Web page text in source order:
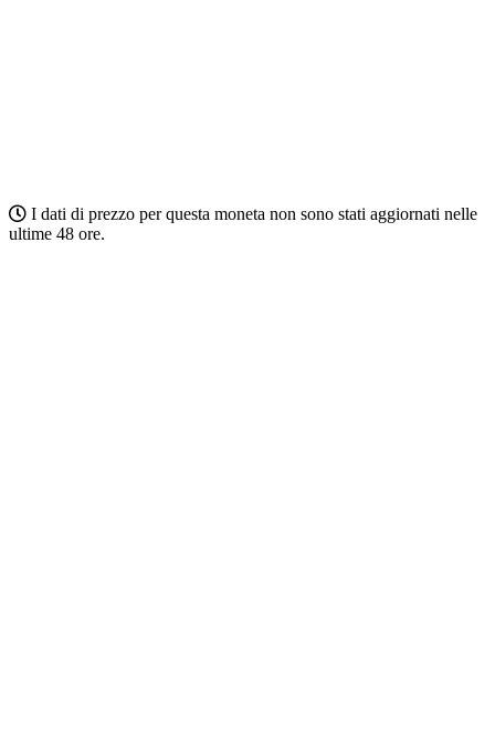
I dati di prezzo per questa moneta non sono stati aggiornati nelle
ultime 48 ore.